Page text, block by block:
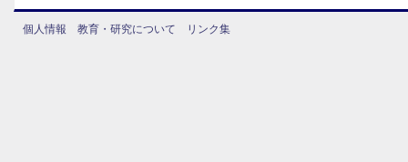
個人情報 教育・研究について リンク集